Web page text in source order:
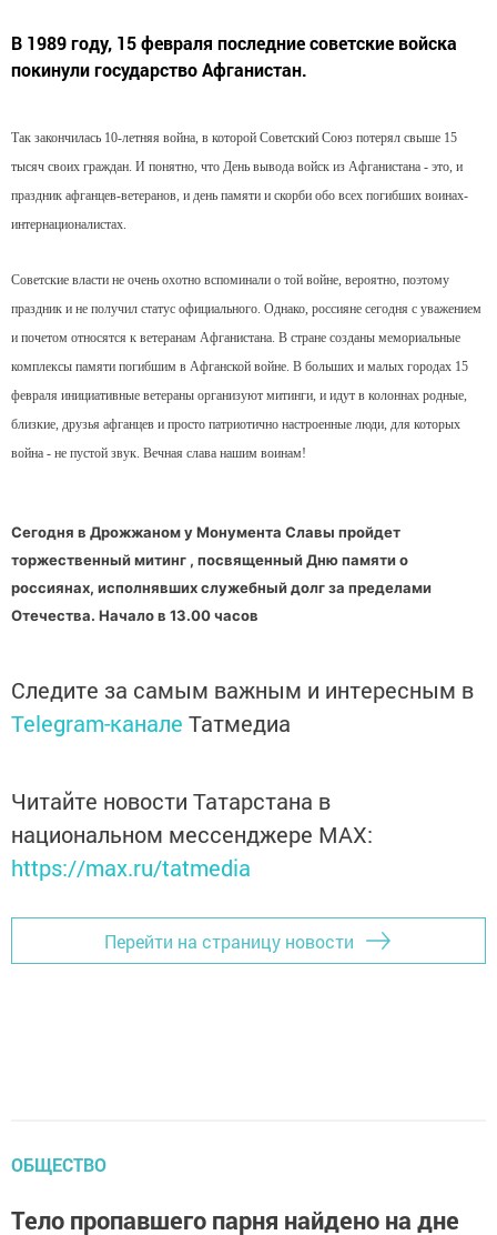
В 1989 году, 15 февраля последние советские войска
покинули государство Афганистан.
Так закончилась 10-летняя война, в которой Советский Союз потерял свыше 15
тысяч своих граждан. И понятно, что День вывода войск из Афганистана - это, и
праздник афганцев-ветеранов, и день памяти и скорби обо всех погибших воинах-
интернационалистах.
Советские власти не очень охотно вспоминали о той войне, вероятно, поэтому
праздник и не получил статус официального. Однако, россияне сегодня с уважением
и почетом относятся к ветеранам Афганистана. В стране созданы мемориальные
комплексы памяти погибшим в Афганской войне. В больших и малых городах 15
февраля инициативные ветераны организуют митинги, и идут в колоннах родные,
близкие, друзья афганцев и просто патриотично настроенные люди, для которых
война - не пустой звук. Вечная слава нашим воинам!
Сегодня в Дрожжаном у Монумента Славы пройдет
торжественный митинг , посвященный Дню памяти о
россиянах, исполнявших служебный долг за пределами
Отечества. Начало в 13.00 часов
Следите за самым важным и интересным в
Telegram-канале Татмедиа
Читайте новости Татарстана в
национальном мессенджере MАХ:
https://max.ru/tatmedia
Перейти на страницу новости
ОБЩЕСТВО
Тело пропавшего парня найдено на дне